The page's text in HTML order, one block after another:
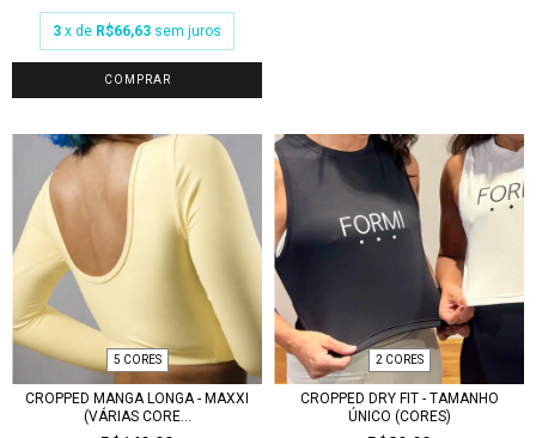
3 x de R$66,63 sem juros
COMPRAR
5 CORES
CROPPED MANGA LONGA - MAXXI
(VÁRIAS CORE...
2 CORES
CROPPED DRY FIT - TAMANHO
ÚNICO (CORES)